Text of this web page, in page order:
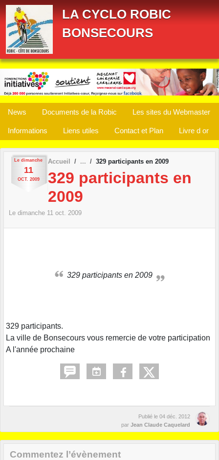
LA CYCLO ROBIC
BONSECOURS
News Documents de la Robic Les sites du Webmaster
Informations Liens utiles Contact et Plan Livre d or
Le dimanche
11
OCT. 2009
Accueil 329 participants en 2009
329 participants en
2009
Le dimanche 11 oct. 2009
329 participants en 2009
329 participants.
La ville de Bonsecours vous remercie de votre participation
A l'année prochaine
Publié le 04 déc. 2012
par Jean Claude Caquelard
Commentez l’évènement
Panneau de gestion des cookies